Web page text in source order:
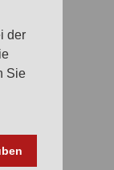
der
Sie